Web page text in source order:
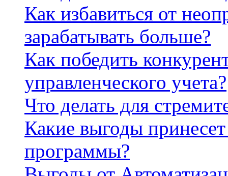
Как избавиться от
зарабатывать больше?
Как победить
управленческого учета?
Что делать для
Какие выгоды
программы?